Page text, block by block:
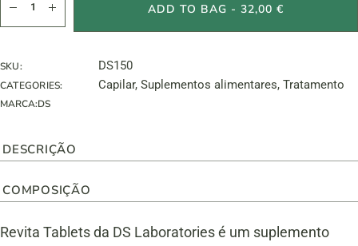
ADD TO BAG - 32,00 €
SKU: DS150
CATEGORIES: Capilar, Suplementos alimentares, Tratamento
MARCA:DS
DESCRIÇÃO
COMPOSIÇÃO
Revita Tablets da DS Laboratories é um suplemento